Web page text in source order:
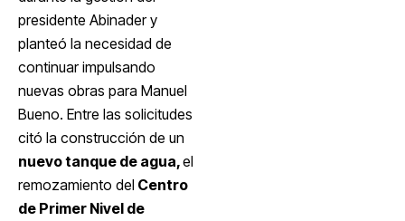
presidente Abinader y
planteó la necesidad de
continuar impulsando
nuevas obras para Manuel
Bueno. Entre las solicitudes
citó la construcción de un
nuevo tanque de agua,el
remozamiento del Centro
de Primer Nivel de